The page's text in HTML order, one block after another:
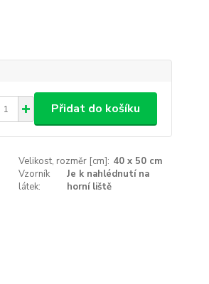
Přidat do košíku
Velikost, rozměr [cm]: 40 x 50 cm
Vzorník
látek:
Je k nahlédnutí na
horní liště